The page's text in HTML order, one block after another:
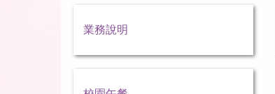
業務說明